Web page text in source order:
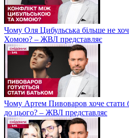
Чому Оля Цибульська більше не
Хомою? – ЖВЛ представляє
Чому Артем Пивоваров хоче стати
до цього? – ЖВЛ представляє